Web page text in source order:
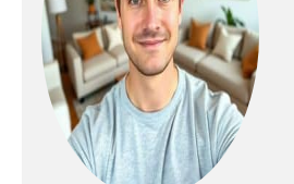
équipé
inclinable
et d'un
pour
de la